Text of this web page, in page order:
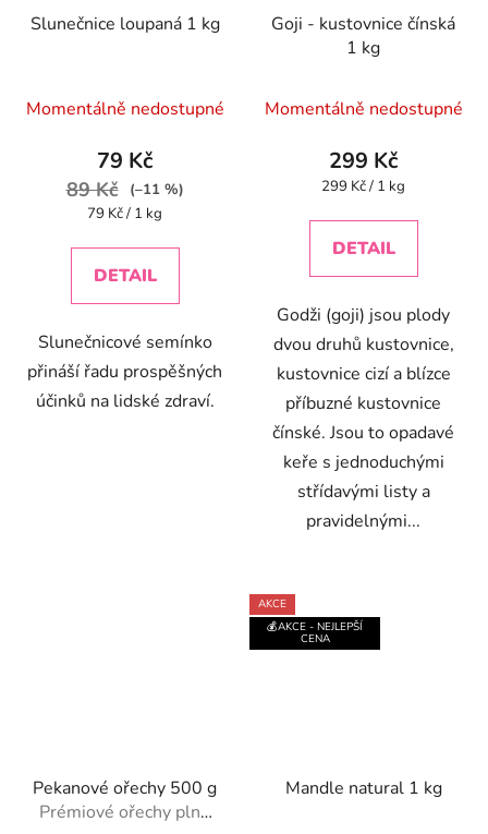
Slunečnice loupaná 1 kg
hodnocení
produktu
je
4,5
5
Momentálně nedostupné
79 Kč
89 Kč
(–11 %)
Měrná
79 Kč / 1 kg
DETAIL
Slunečnicové semínko
přináší řadu prospěšných
účinků na lidské zdraví.
Goji - kustovnice čínská
1 kg
hodnocení
produktu
je
z
Momentálně nedostupné
299 Kč
Měrná
299 Kč / 1 kg
DETAIL
Godži (goji) jsou plody
dvou druhů kustovnice,
kustovnice cizí a blízce
příbuzné kustovnice
čínské. Jsou to opadavé
keře s jednoduchými
střídavými listy a
pravidelnými...
Pekanové ořechy 500 g
Prémiové ořechy plné
AKCE
💰AKCE - NEJLEPŠÍ
CENA
Mandle natural 1 kg